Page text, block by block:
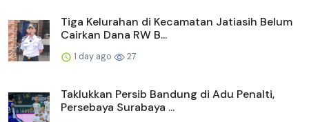
Tiga Kelurahan di Kecamatan Jatiasih Belum
Cairkan Dana RW B...
1 day ago 27
Taklukkan Persib Bandung di Adu Penalti,
Persebaya Surabaya ...